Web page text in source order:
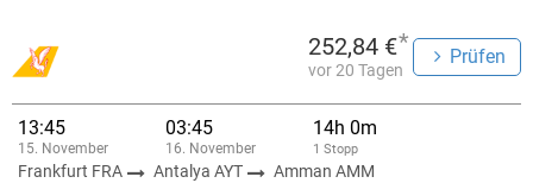
252,84 €*
vor 20 Tagen
Prüfen
13:45
15. November
03:45
16. November
14h 0m
1 Stopp
Frankfurt FRA Antalya AYT
Amman AMM